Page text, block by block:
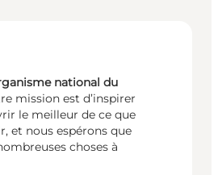
national du
mission est d’inspirer
le meilleur de ce que
et nous espérons que
choses à